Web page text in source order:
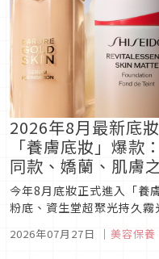
2026年8月最新底
「養膚底妝」爆款
同款、嬌蘭、肌膚
今年8月底妝正式進入「養
粉底、資生堂超聚光持久
新品，打造持妝、水光與高
2026年07月27日 ｜ 美容保養